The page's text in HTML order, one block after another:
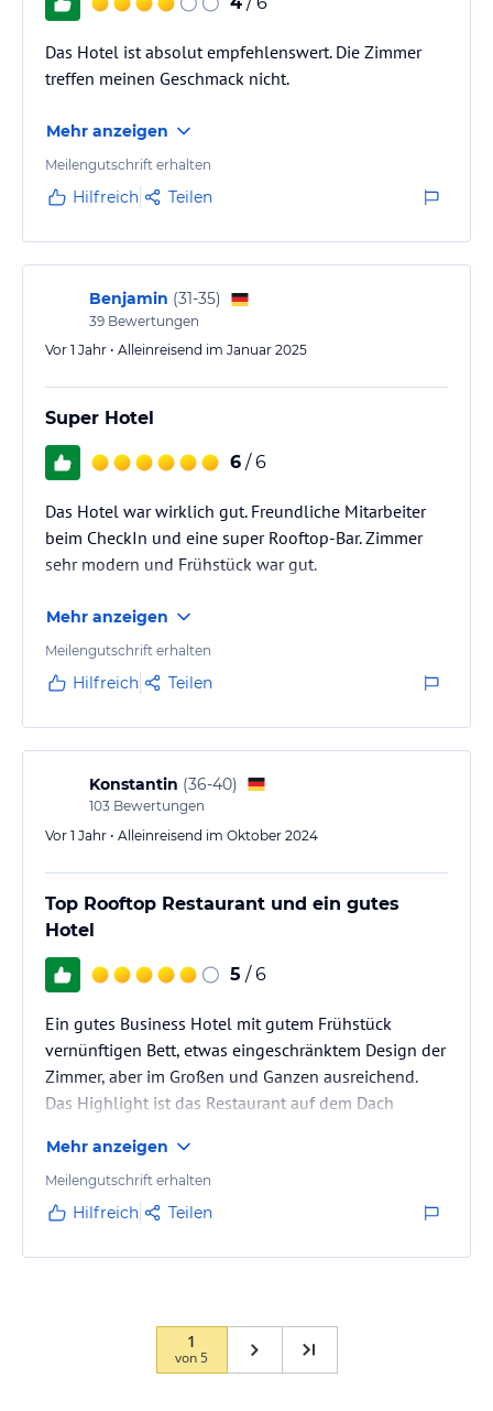
Das Hotel ist absolut empfehlenswert. Die Zimmer
treffen meinen Geschmack nicht.
Mehr anzeigen
Meilengutschrift erhalten
Hilfreich Teilen
Benjamin (31-35)
39 Bewertungen
Vor 1 Jahr • Alleinreisend im Januar 2025
Super Hotel
6 / 6
Das Hotel war wirklich gut. Freundliche Mitarbeiter
beim CheckIn und eine super Rooftop-Bar. Zimmer
sehr modern und Frühstück war gut.
Mehr anzeigen
Meilengutschrift erhalten
Hilfreich Teilen
Konstantin (36-40)
103 Bewertungen
Vor 1 Jahr • Alleinreisend im Oktober 2024
Top Rooftop Restaurant und ein gutes
Hotel
5 / 6
Ein gutes Business Hotel mit gutem Frühstück
vernünftigen Bett, etwas eingeschränktem Design der
Zimmer, aber im Großen und Ganzen ausreichend.
Das Highlight ist das Restaurant auf dem Dach
Mehr anzeigen
Meilengutschrift erhalten
Hilfreich Teilen
1
von5